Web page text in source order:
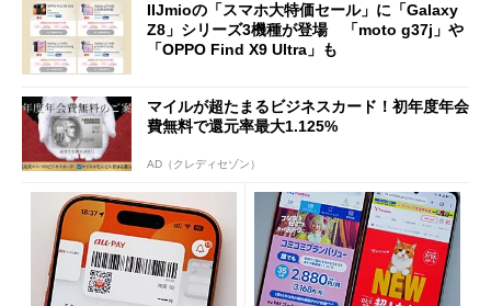
IIJmioの「スマホ大特価セール」に「Galaxy
Z8」シリーズ3機種が登場 「moto g37j」や
「OPPO Find X9 Ultra」も
マイルが超たまるビジネスカード！初年度年会
費無料で還元率最大1.125%
AD（クレディセゾン）